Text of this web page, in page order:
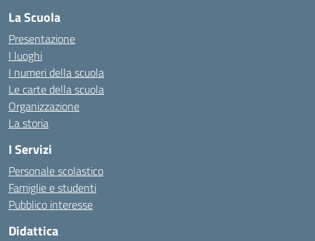
La Scuola
Presentazione
I luoghi
I numeri della scuola
Le carte della scuola
Organizzazione
La storia
I Servizi
Personale scolastico
Famiglie e studenti
Pubblico interesse
Didattica